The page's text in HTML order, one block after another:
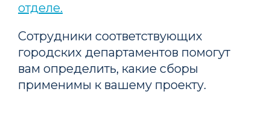
отделе.
Сотрудники соответствующих
городских департаментов помогут
вам определить, какие сборы
применимы к вашему проекту.